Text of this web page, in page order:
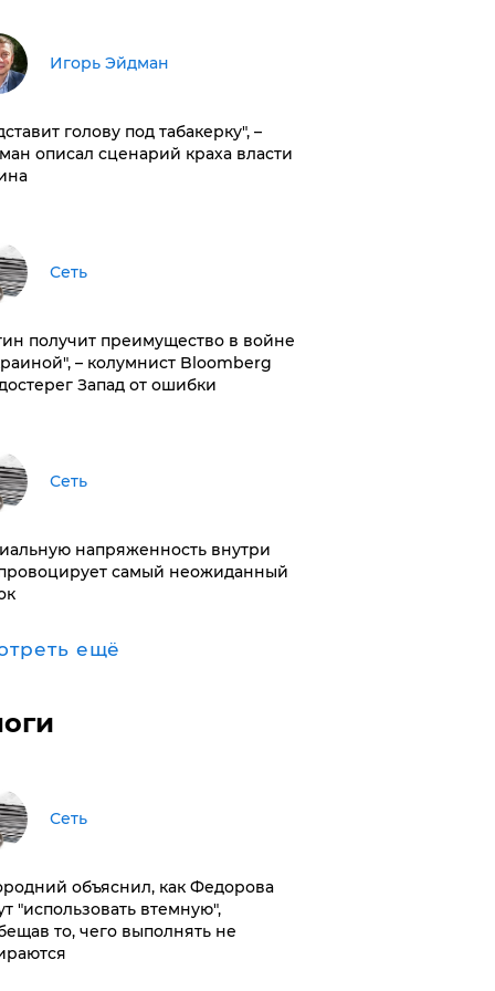
Игорь Эйдман
голову под табакерку", –
описал сценарий краха власти
Сеть
получит преимущество в войне
– колумнист Bloomberg
Запад от ошибки
Сеть
напряженность внутри
самый неожиданный
ещё
Сеть
объяснил, как Федорова
"использовать втемную",
то, чего выполнять не